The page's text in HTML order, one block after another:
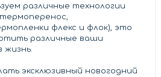
различные технологии
флекс и флок), это
различные ваши
жизнь.
эксклюзивный новогодний